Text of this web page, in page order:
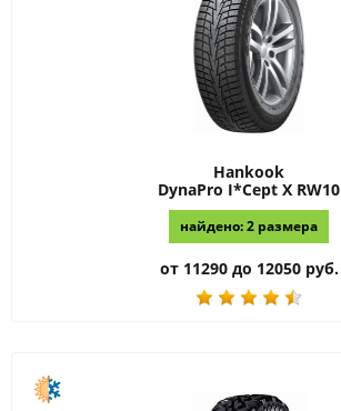
Hankook
DynaPro I*Cept X RW10
найдено: 2 размера
от 11290 до 12050 руб.